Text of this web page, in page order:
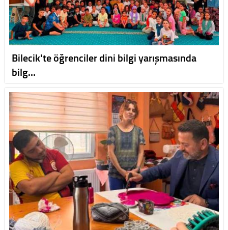
Bilecik'te öğrenciler dini bilgi yarışmasında
bilg…